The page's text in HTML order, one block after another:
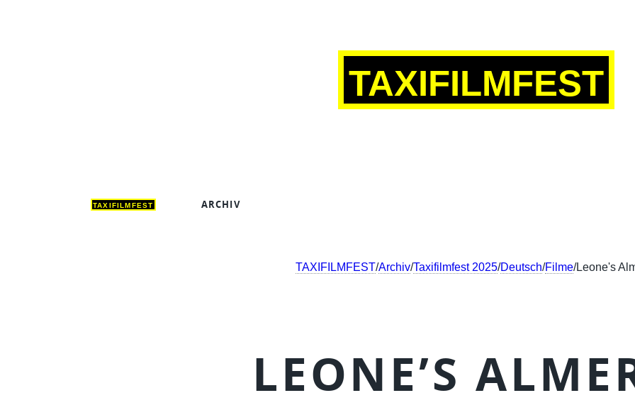
TAXIFILMFEST
TAXIFILMFEST ARCHIV
TAXIFILMFEST/Archiv/Taxifilmfest 2025/Deutsch/Filme/Leone's
LEONE’S